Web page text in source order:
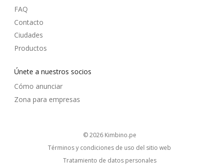
FAQ
Contacto
Ciudades
Productos
Únete a nuestros socios
Cómo anunciar
Zona para empresas
© 2026 kimbino.pe
Términos y condiciones de uso del sitio web
Tratamiento de datos personales